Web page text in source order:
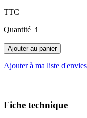
TTC
Quantité
Ajouter au panier
Ajouter à ma liste d'envies
Fiche technique